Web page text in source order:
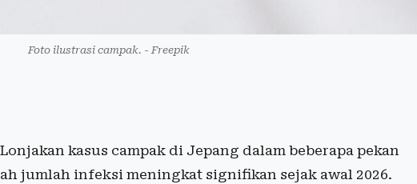
Foto ilustrasi campak. - Freepik
Lonjakan kasus campak di Jepang dalam beberapa pekan
jumlah infeksi meningkat signifikan sejak awal 2026.